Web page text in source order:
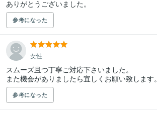
ありがとうございました。
参考になった
女性
スムーズ且つ丁寧ご対応下さいました。
また機会がありましたら宜しくお願い致します。
参考になった